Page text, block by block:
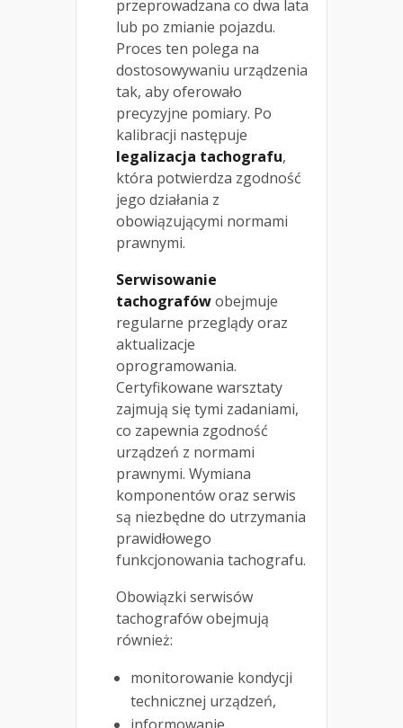
przeprowadzana co dwa lata
lub po zmianie pojazdu.
Proces ten polega na
dostosowywaniu urządzenia
tak, aby oferowało
precyzyjne pomiary. Po
kalibracji następuje
legalizacja tachografu,
która potwierdza zgodność
jego działania z
obowiązującymi normami
prawnymi.
Serwisowanie
tachografówobejmuje
regularne przeglądy oraz
aktualizacje
oprogramowania.
Certyfikowane warsztaty
zajmują się tymi zadaniami,
co zapewnia zgodność
urządzeń z normami
prawnymi. Wymiana
komponentów oraz serwis
są niezbędne do utrzymania
prawidłowego
funkcjonowania tachografu.
Obowiązki serwisów
tachografów obejmują
również:
monitorowanie kondycji
technicznej urządzeń,